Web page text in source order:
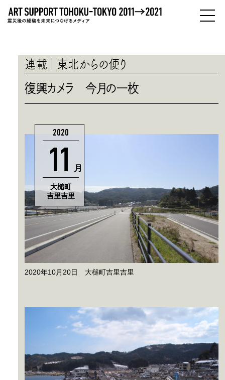
ひとびと
ABOUT
わたしたちについて
連載
東北からの便り
復興カメラ 今月の一枚
2020
11 月
大槌町
吉里吉里
2020年10月20日 大槌町吉里吉里